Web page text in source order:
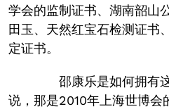
学会的监制证书、湖南韶山
田玉、天然红宝石检测证书
定证书。
邵康乐是如何拥有这
说，那是2010年上海世博会